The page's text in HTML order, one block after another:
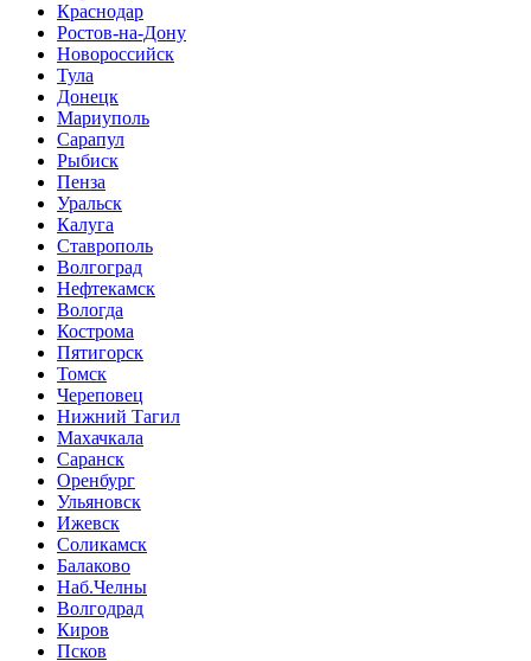
Краснодар
Ростов-на-Дону
Новороссийск
Тула
Донецк
Мариуполь
Сарапул
Рыбиск
Пенза
Уральск
Калуга
Ставрополь
Волгоград
Нефтекамск
Вологда
Кострома
Пятигорск
Томск
Череповец
Нижний Тагил
Махачкала
Саранск
Оренбург
Ульяновск
Ижевск
Соликамск
Балаково
Наб.Челны
Волгодрад
Киров
Псков